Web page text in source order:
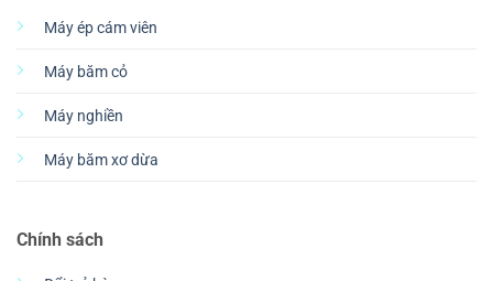
Máy ép cám viên
Máy băm cỏ
Máy nghiền
Máy băm xơ dừa
Chính sách